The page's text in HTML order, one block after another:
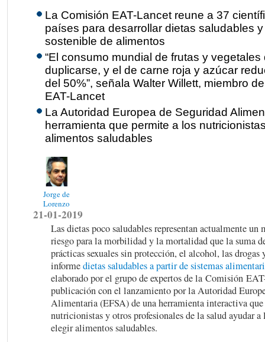
La Comisión EAT-Lancet reune a 37
países para desarrollar dietas saludables
sostenible de alimentos
“El consumo mundial de frutas y vegetales
duplicarse, y el de carne roja y azúcar
del 50%”, señala Walter Willett, miembro
EAT-Lancet
La Autoridad Europea de Seguridad
herramienta que permite a los
alimentos saludables
Jorge de
Lorenzo
21-01-2019
Las dietas poco saludables representan actualmente un
riesgo para la morbilidad y la mortalidad que la suma
prácticas sexuales sin protección, el alcohol, las drogas
informedietas saludables a partir de sistemas
elaborado por el grupo de expertos de la Comisión
publicación con el lanzamiento por la Autoridad
Alimentaria (EFSA) de una herramienta interactiva
nutricionistas y otros profesionales de la salud ayudar a
elegir alimentos saludables.